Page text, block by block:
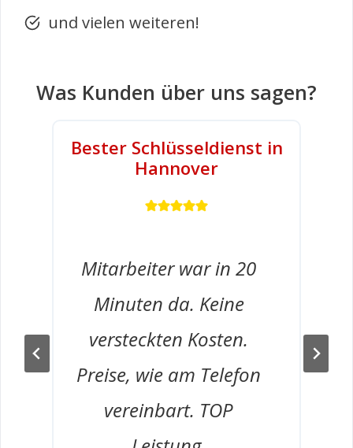
und vielen weiteren!
Was Kunden über uns sagen?
Bester Schlüsseldienst in
Hannover
Mitarbeiter war in 20
Minuten da. Keine
versteckten Kosten.
Preise, wie am Telefon
vereinbart. TOP